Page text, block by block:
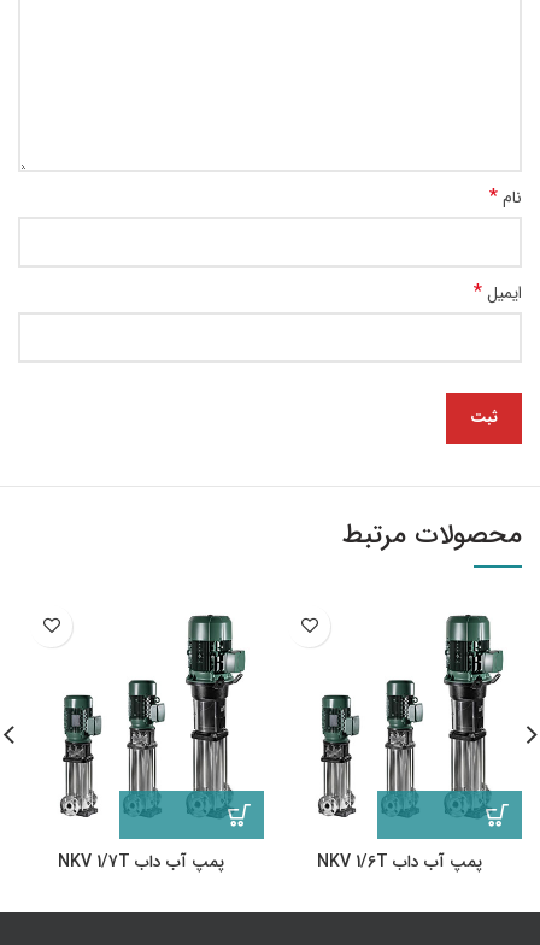
نام*
ایمیل*
محصولات مرتبط
پمپ آب داب NKV 1/6T پمپ آب داب NKV 1/7T